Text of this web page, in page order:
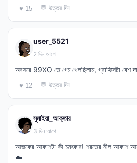
♥ 15 💬 উত্তর দিন
user_5521
2 দিন আগে
অবসরে 99XO তে গেম খেলছিলাম, গ্রাফিক্সটা বেশ
♥ 12 💬 উত্তর দিন
সুমাইয়া_আক্তার
3 দিন আগে
আজকের আকাশটা কী চমৎকার! শরতের নীল আকাশ আর
☁️